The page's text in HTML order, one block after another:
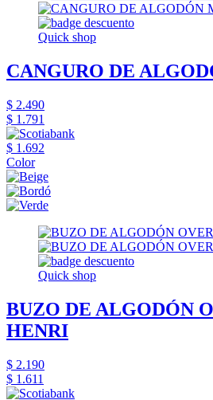
Quick shop
CANGURO DE
$ 2.490
$ 1.791
$ 1.692
Color
Quick shop
BUZO DE ALGODÓN
HENRI
$ 2.190
$ 1.611